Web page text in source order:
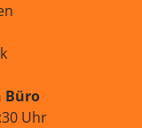
Büro
Uhr